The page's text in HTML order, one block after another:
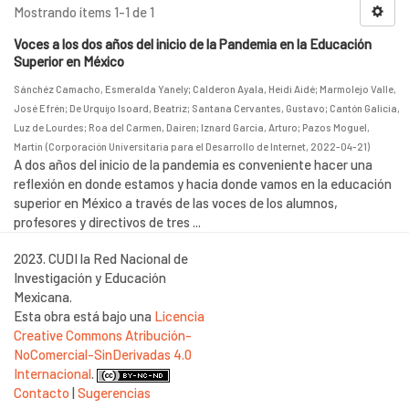
Mostrando ítems 1-1 de 1
Voces a los dos años del inicio de la Pandemia en la Educación
Superior en México
Sánchéz Camacho, Esmeralda Yanely; Calderon Ayala, Heidi Aidé; Marmolejo Valle,
José Efrén; De Urquijo Isoard, Beatriz; Santana Cervantes, Gustavo; Cantón Galicia,
Luz de Lourdes; Roa del Carmen, Dairen; Iznard García, Arturo; Pazos Moguel,
Martin (Corporación Universitaria para el Desarrollo de Internet, 2022-04-21)
A dos años del inicio de la pandemia es conveniente hacer una
reflexión en donde estamos y hacia donde vamos en la educación
superior en México a través de las voces de los alumnos,
profesores y directivos de tres ...
2023. CUDI la Red Nacional de
Investigación y Educación
Mexicana.
Esta obra está bajo una Licencia
Creative Commons Atribución-
NoComercial-SinDerivadas 4.0
Internacional.
Contacto |Sugerencias